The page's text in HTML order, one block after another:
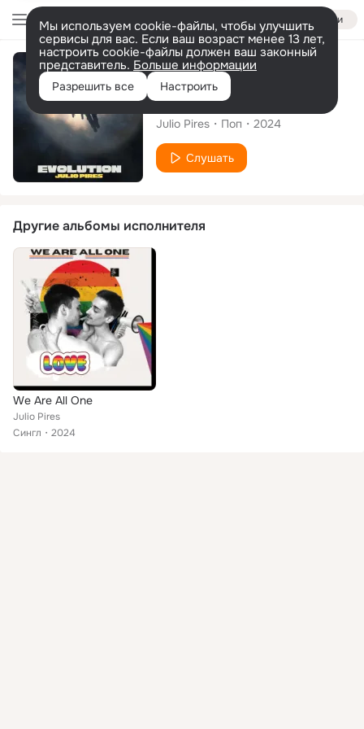
Войти
Мы используем cookie-файлы, чтобы улучшить
сервисы для вас. Если ваш возраст менее 13 лет,
настроить cookie-файлы должен ваш законный
представитель. Больше информации
Разрешить все Настроить
Альбом
Evolution
Julio Pires Поп 2024
Слушать
Другие альбомы исполнителя
We Are All One
Julio Pires
Сингл
2024